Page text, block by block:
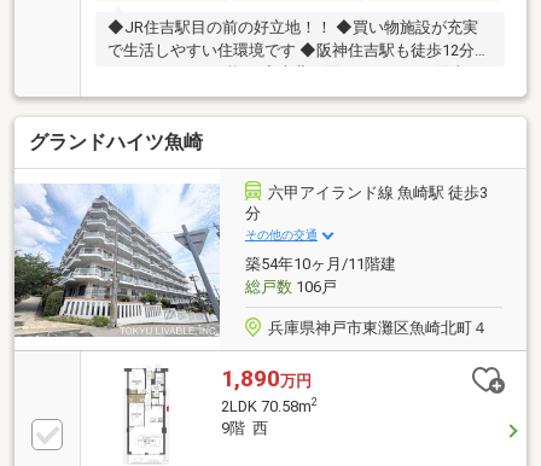
◆JR住吉駅目の前の好立地！！ ◆買い物施設が充実
で生活しやすい住環境です ◆阪神住吉駅も徒歩12分で
り・通風良好！ ◆開放感のある角部屋です
グランドハイツ魚崎
六甲アイランド線 魚崎駅 徒歩3
分
その他の交通
築54年10ヶ月/11階建
総戸数106戸
兵庫県神戸市東灘区魚崎北町４
1,890万円
2LDK 70.58m2
9階 西